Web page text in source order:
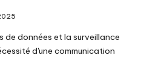
de données et la surveillance
d'une communication